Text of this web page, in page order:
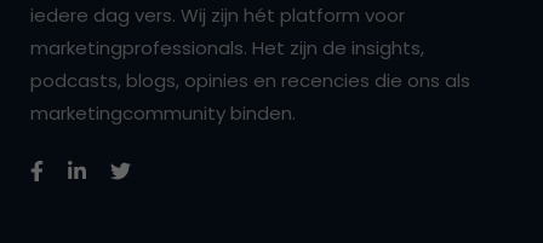
iedere dag vers. Wij zijn hét platform voor
marketingprofessionals. Het zijn de insights,
podcasts, blogs, opinies en recencies die ons als
marketingcommunity binden.